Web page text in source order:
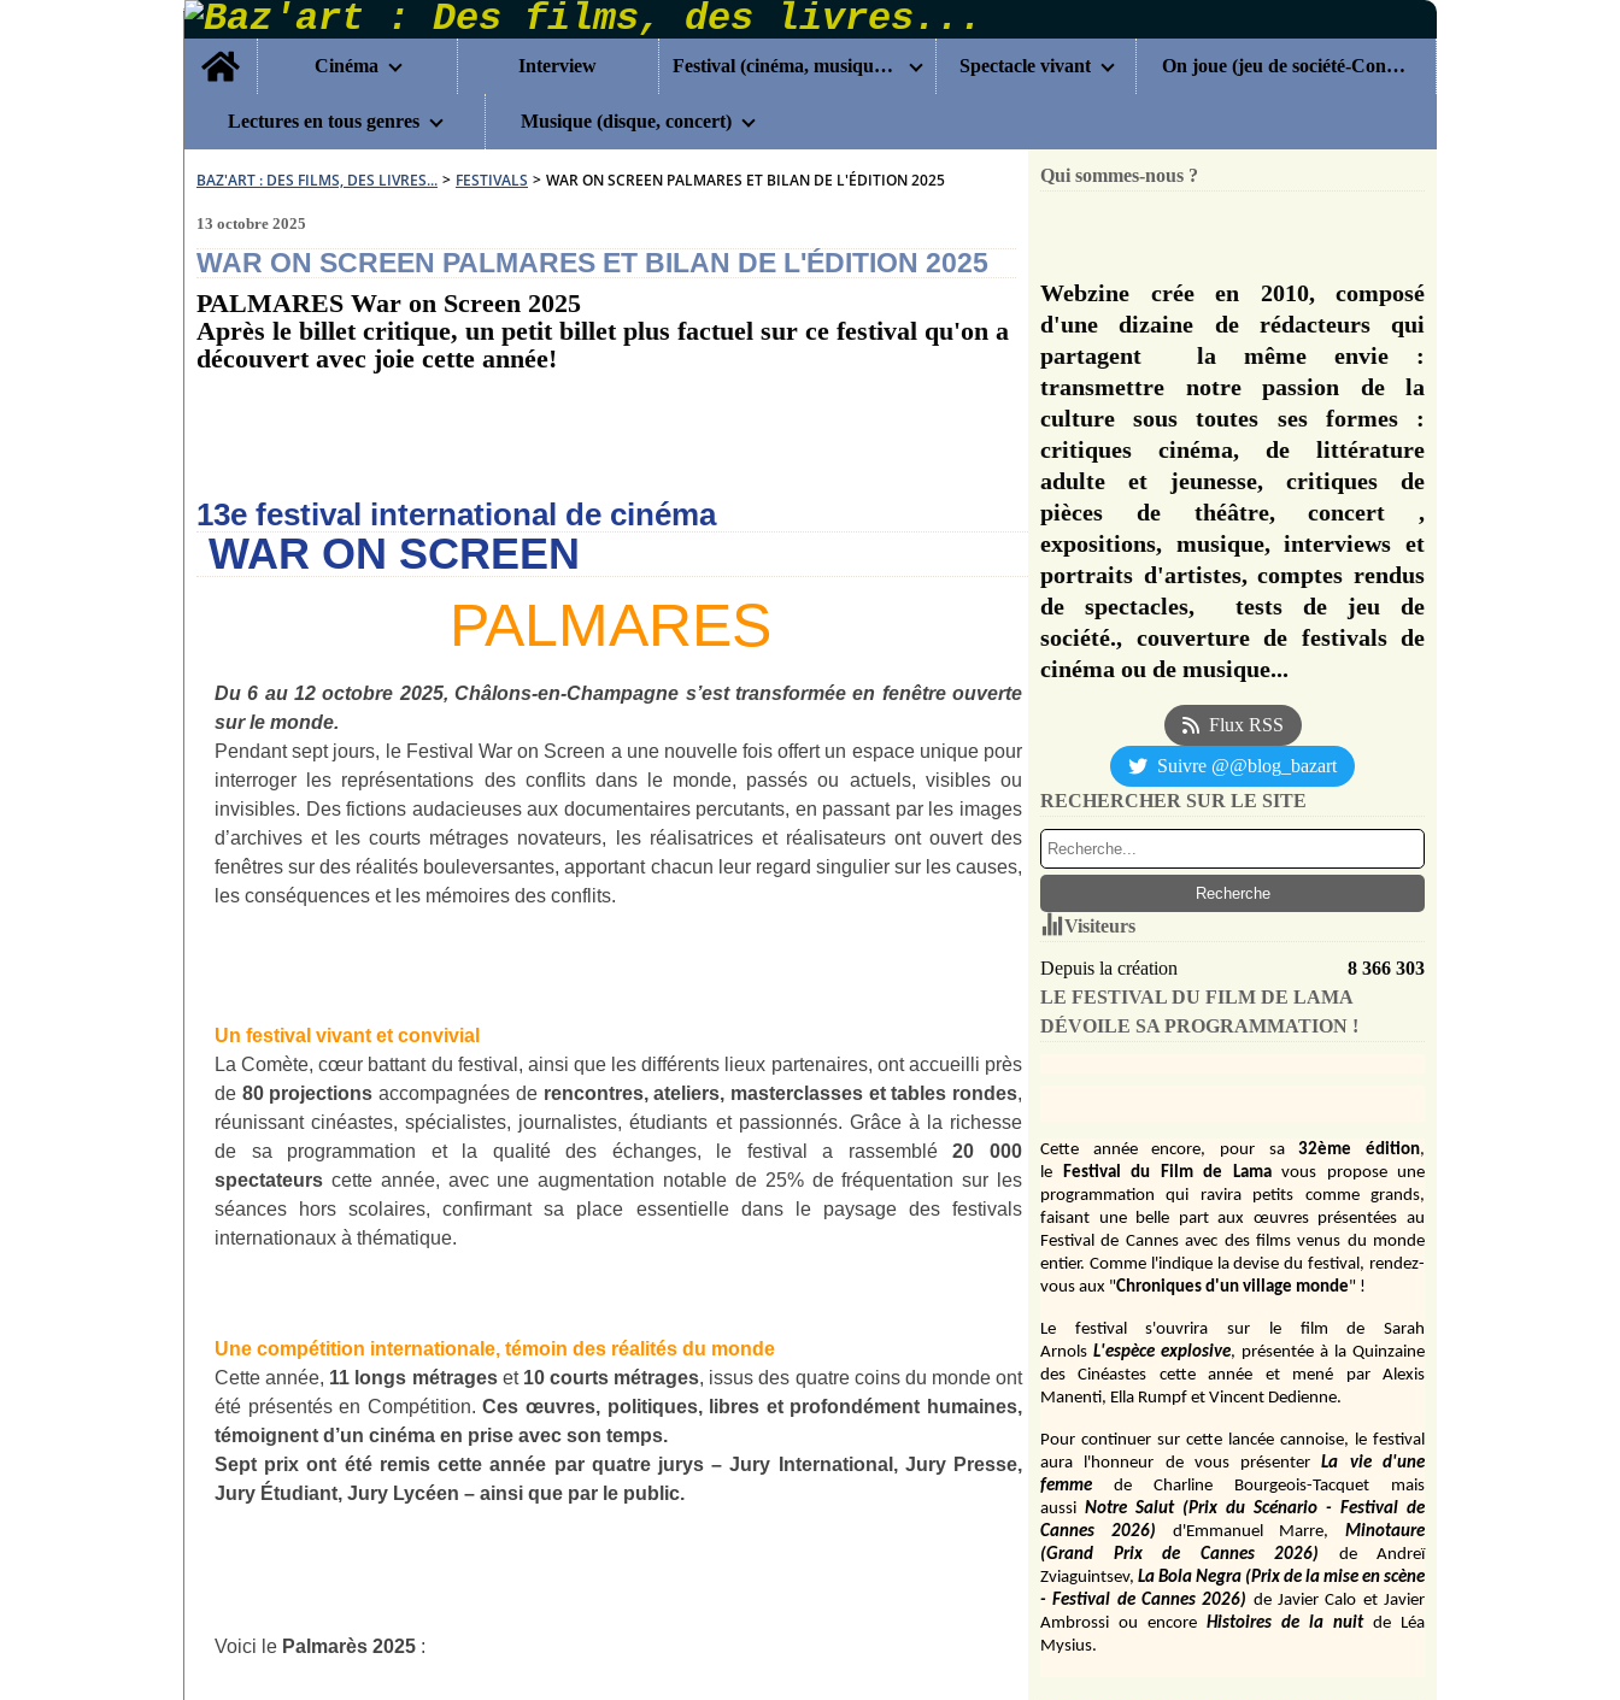
Home
Cinéma
Interview Festival (cinéma, musique...) Spectacle vivant On joue (jeu de société-Concours)
Lectures en tous genres Musique (disque, concert)
BAZ'ART : DES FILMS, DES LIVRES... > FESTIVALS > WAR ON SCREEN PALMARES ET BILAN DE L'ÉDITION 2025
13 octobre 2025
WAR ON SCREEN PALMARES ET BILAN DE L'ÉDITION 2025
PALMARES War on Screen 2025
Après le billet critique, un petit billet plus factuel sur ce festival qu'on a
découvert avec joie cette année!
13e festival international de cinéma
WAR ON SCREEN
PALMARES
Du 6 au 12 octobre 2025, Châlons-en-Champagne s’est transformée en fenêtre ouverte
sur le monde.
Pendant sept jours, le Festival War on Screen a une nouvelle fois offert un espace unique pour
interroger les représentations des conflits dans le monde, passés ou actuels, visibles ou
invisibles. Des fictions audacieuses aux documentaires percutants, en passant par les images
d’archives et les courts métrages novateurs, les réalisatrices et réalisateurs ont ouvert des
fenêtres sur des réalités bouleversantes, apportant chacun leur regard singulier sur les causes,
les conséquences et les mémoires des conflits.
Un festival vivant et convivial
La Comète, cœur battant du festival, ainsi que les différents lieux partenaires, ont accueilli près
de 80 projections accompagnées de rencontres, ateliers, masterclasses et tables rondes,
réunissant cinéastes, spécialistes, journalistes, étudiants et passionnés. Grâce à la richesse
de sa programmation et la qualité des échanges,
le festival a rassemblé20 000
spectateurs cette année, avec une augmentation notable de 25% de fréquentation sur les
séances hors scolaires, confirmant sa place essentielle dans le paysage des festivals
internationaux à thématique.
Une compétition internationale, témoin des réalités du monde
Cette année, 11 longs métrageset 10 courts métrages, issus des quatre coins du monde ont
été présentés en Compétition.Ces œuvres, politiques, libres et profondément humaines,
témoignent d’un cinéma en prise avec son temps.
Sept prix ont été remis cette année par quatre jurys – Jury International, Jury Presse,
Jury Étudiant, Jury Lycéen – ainsi que par le public.
Voici le Palmarès 2025 :
Qui sommes-nous ?
Webzine crée en 2010, composé
d'une dizaine de rédacteurs qui
partagent la même envie :
transmettre notre passion de la
culture sous toutes ses formes :
critiques cinéma, de littérature
adulte et jeunesse, critiques de
pièces de théâtre, concert ,
expositions, musique, interviews et
portraits d'artistes, comptes rendus
de spectacles, tests de jeu de
société., couverture de festivals de
cinéma ou de musique...
Flux RSS
Suivre @@blog_bazart
RECHERCHER SUR LE SITE
Visiteurs
Depuis la création
8 366 303
LE FESTIVAL DU FILM DE LAMA
DÉVOILE SA PROGRAMMATION !
Cette année encore, pour sa 32ème édition,
le Festival du Film de Lama vous propose une
programmation qui ravira petits comme grands,
faisant une belle part aux œuvres présentées au
Festival de Cannes avec des films venus du monde
entier. Comme l'indique la devise du festival, rendez-
vous aux "Chroniques d'un village monde" !
Le festival s'ouvrira sur le film de Sarah
Arnols L'espèce explosive, présentée à la Quinzaine
des Cinéastes cette année et mené par Alexis
Manenti, Ella Rumpf et Vincent Dedienne.
Pour continuer sur cette lancée cannoise, le festival
aura l'honneur de vous présenter
La vie d'une
femme
de Charline Bourgeois-Tacquet
mais
aussi Notre Salut (Prix du Scénario - Festival de
Cannes 2026)
d'Emmanuel Marre,
Minotaure
(Grand Prix de Cannes 2026)
de Andreï
Zviaguintsev, La Bola Negra (Prix de la mise en scène
- Festival de Cannes 2026) de Javier Calo et Javier
Ambrossi ou encore Histoires de la nuit de Léa
Mysius.